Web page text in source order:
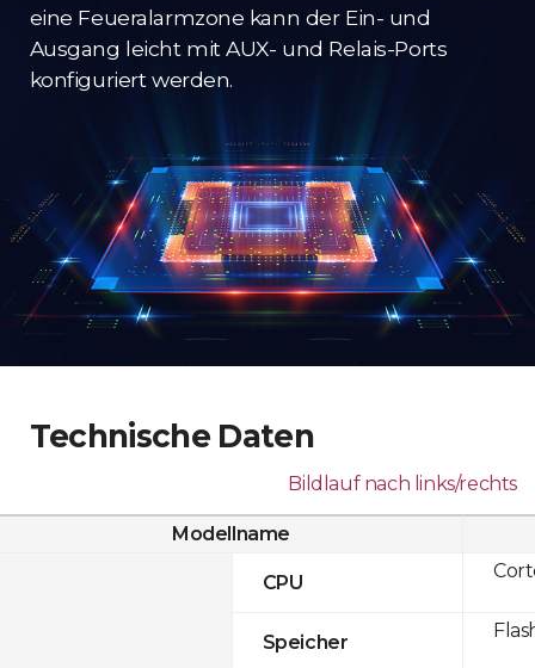
eine Feueralarmzone kann der Ein- und
Ausgang leicht mit AUX- und Relais-Ports
konfiguriert werden.
Technische Daten
Bildlauf nach links/rechts
Modellname
CPU
Speicher